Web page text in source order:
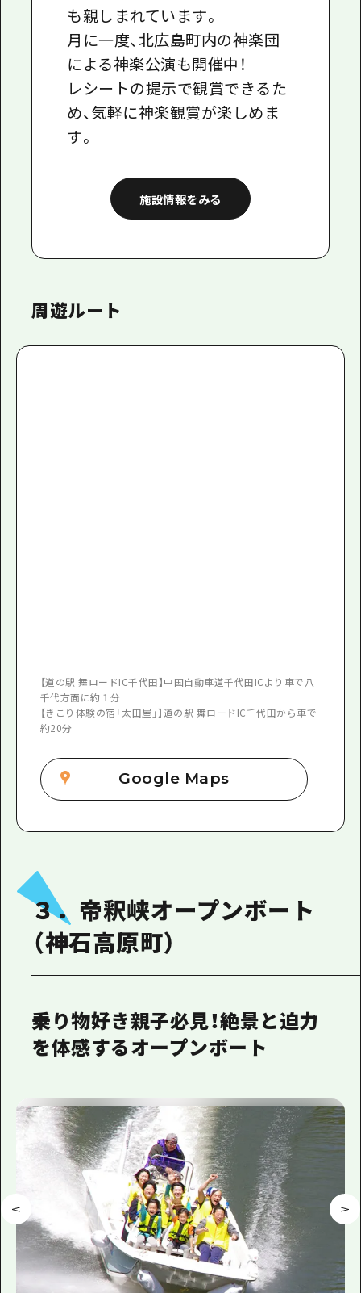
も親しまれています。
月に一度、北広島町内の神楽団
による神楽公演も開催中！
レシートの提示で観賞できるた
め、気軽に神楽観賞が楽しめま
す。
施設情報をみる
周遊ルート
【道の駅 舞ロードIC千代田】中国自動車道千代田ICより車で八
千代方面に約１分
【きこり体験の宿「太田屋」】道の駅 舞ロードIC千代田から車で
約20分
Google Maps
３．帝釈峡オープンボート
（神石高原町）
乗り物好き親子必見！絶景と迫力
を体感するオープンボート